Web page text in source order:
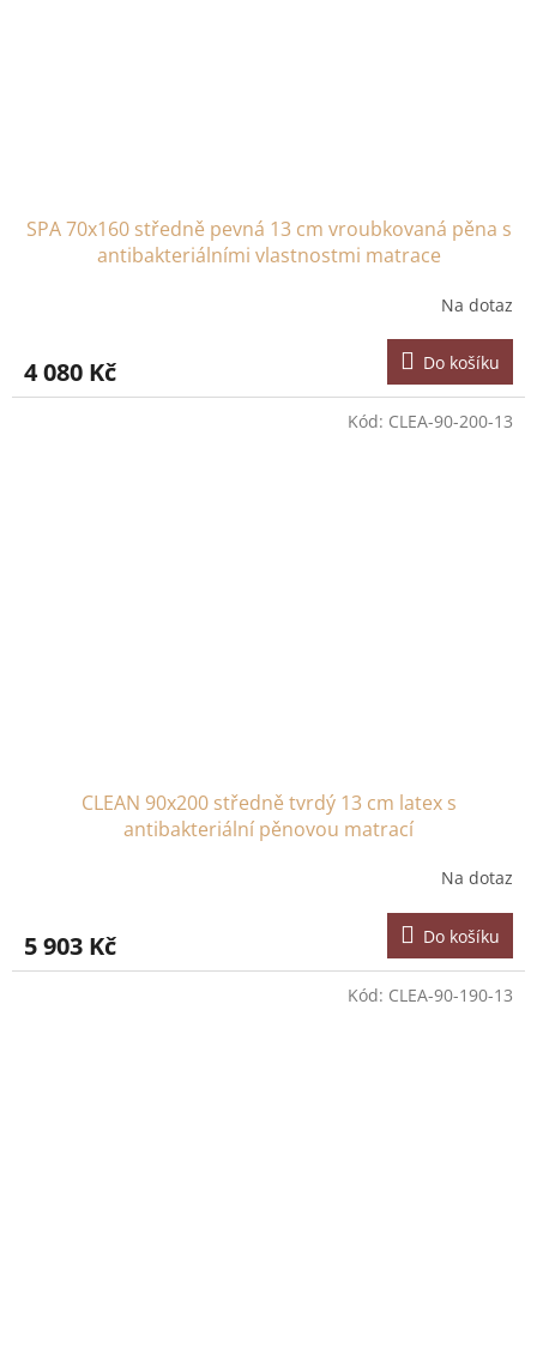
SPA 70x160 středně pevná 13 cm vroubkovaná pěna s
antibakteriálními vlastnostmi matrace
Na dotaz
4 080 Kč Do košíku
CLEAN 90x200 středně tvrdý 13 cm latex s
antibakteriální pěnovou matrací
Na dotaz
5 903 Kč Do košíku
Kód: CLEA-90-200-13
Kód: CLEA-90-190-13